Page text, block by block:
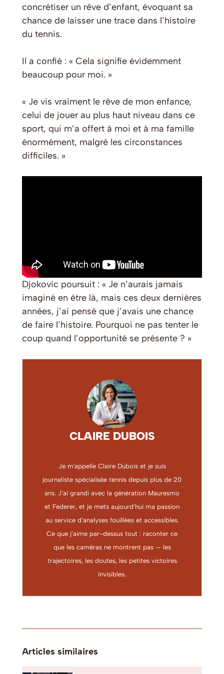
concrétiser un rêve d’enfant, évoquant sa
chance de laisser une trace dans l’histoire
du tennis.
Il a confié : « Cela signifie évidemment
beaucoup pour moi. »
« Je vis vraiment le rêve de mon enfance,
celui de jouer au plus haut niveau dans ce
sport, qui m’a offert à moi et à ma famille
énormément, malgré les circonstances
difficiles. »
Djokovic poursuit : « Je n’aurais jamais
imaginé en être là, mais ces deux dernières
années, j’ai pensé que j’avais une chance
de faire l’histoire. Pourquoi ne pas tenter le
coup quand l’opportunité se présente ? »
CLAIRE DUBOIS
Je m'appelle Claire Dubois et je suis
journaliste spécialisée tennis depuis plus de 20
ans. J’ai grandi avec la génération Mauresmo
et Federer, et je mets aujourd’hui ma passion
au service d’analyses fouillées et accessibles.
Ce que j’aime par-dessus tout : raconter ce
que les caméras ne montrent pas — les
trajectoires, les doutes, les petites victoires
invisibles.
Articles similaires